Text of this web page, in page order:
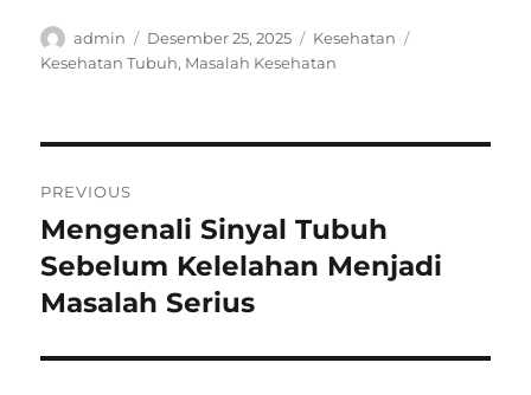
Author
admin
Posted
on
Desember 25, 2025 Categories
Kesehatan
Kesehatan Tubuh, Masalah Kesehatan
pos
PREVIOUS
Previous
post:
Mengenali Sinyal Tubuh
Sebelum Kelelahan Menjadi
Masalah Serius